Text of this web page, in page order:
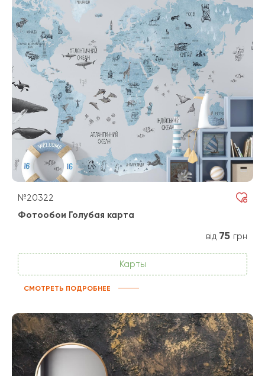
№20322
Фотообои Голубая карта
від 75 грн
Карты
СМОТРЕТЬ ПОДРОБНЕЕ